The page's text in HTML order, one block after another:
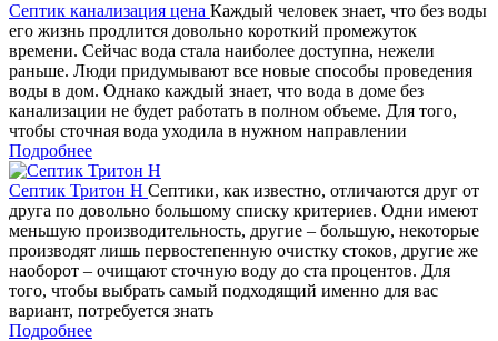
Септик канализация цена Каждый человек знает, что без воды
его жизнь продлится довольно короткий промежуток
времени. Сейчас вода стала наиболее доступна, нежели
раньше. Люди придумывают все новые способы проведения
воды в дом. Однако каждый знает, что вода в доме без
канализации не будет работать в полном объеме. Для того,
чтобы сточная вода уходила в нужном направлении
Подробнее
Септик Тритон Н Септики, как известно, отличаются друг от
друга по довольно большому списку критериев. Одни имеют
меньшую производительность, другие – большую, некоторые
производят лишь первостепенную очистку стоков, другие же
наоборот – очищают сточную воду до ста процентов. Для
того, чтобы выбрать самый подходящий именно для вас
вариант, потребуется знать
Подробнее